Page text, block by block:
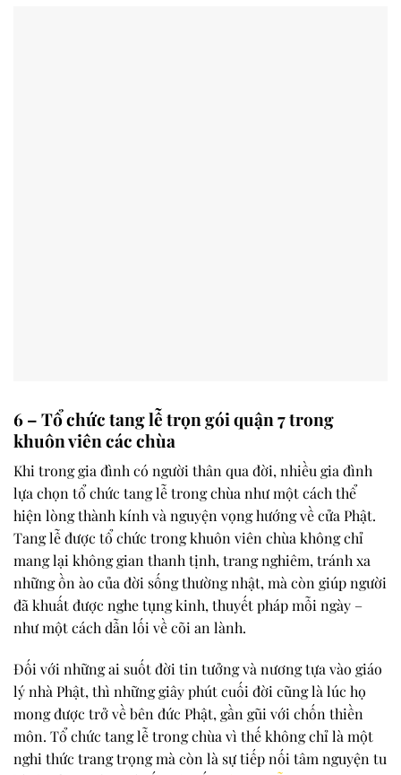
6 – Tổ chức tang lễ trọn gói quận 7 trong
khuôn viên các chùa
Khi trong gia đình có người thân qua đời, nhiều gia đình
lựa chọn tổ chức tang lễ trong chùa như một cách thể
hiện lòng thành kính và nguyện vọng hướng về cửa Phật.
Tang lễ được tổ chức trong khuôn viên chùa không chỉ
mang lại không gian thanh tịnh, trang nghiêm, tránh xa
những ồn ào của đời sống thường nhật, mà còn giúp người
đã khuất được nghe tụng kinh, thuyết pháp mỗi ngày –
như một cách dẫn lối về cõi an lành.
Đối với những ai suốt đời tin tưởng và nương tựa vào giáo
lý nhà Phật, thì những giây phút cuối đời cũng là lúc họ
mong được trở về bên đức Phật, gần gũi với chốn thiền
môn. Tổ chức tang lễ trong chùa vì thế không chỉ là một
nghi thức trang trọng mà còn là sự tiếp nối tâm nguyện tu